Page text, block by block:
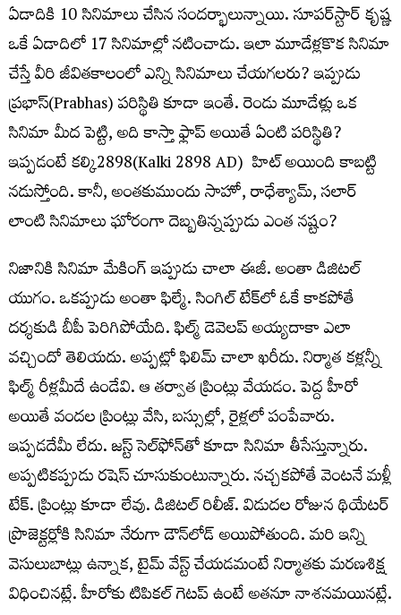
ఏడాదికి 10 సినిమాలు చేసిన సందర్భాలున్నాయి. సూపర్స్టార్కృష్ణ
ఒకే ఏడాదిలో 17 సినిమాల్లో నటించాడు. ఇలా మూడేళ్లకొక సినిమా
చేస్తే వీరి జీవితకాలంలో ఎన్ని సినిమాలు చేయగలరు? ఇప్పుడు
ప్రభాస్​(Prabhas)పరిస్థితి కూడా ఇంతే. రెండు మూడేళ్లు ఒక
సినిమా మీద పెట్టి, అది కాస్తా ఫ్లాప్అయితే ఏంటి పరిస్థితి?
ఇప్పడంటే కల్కి2898(Kalki 2898 AD) హిట్అయింది కాబట్టి
నడుస్తోంది. కానీ, అంతకుముందు సాహో, రాధేశ్యామ్, సలార్
లాంటి సినిమాలు ఘోరంగా దెబ్బతిన్నప్పుడు ఎంత నష్టం?
నిజానికి సినిమా మేకింగ్ఇప్పుడు చాలా ఈజీ. అంతా డిజిటల్
యుగం. ఒకప్పుడు అంతా ఫిల్మే. సింగిల్టేక్లో ఓకే కాకపోతే
దర్శకుడి బీపీ పెరిగిపోయేది. ఫిల్మ్డెవెలప్అయ్యదాకా ఎలా
వచ్చిందో తెలియదు. అప్పట్లో ఫిలిమ్చాలా ఖరీదు. నిర్మాత కళ్లన్నీ
ఫిల్మ్రీళ్లమీదే ఉండేవి. ఆ తర్వాత ప్రింట్లు వేయడం. పెద్ద హీరో
అయితే వందల ప్రింట్లు వేసి, బస్సుల్లో, రైళ్లలో పంపేవారు.
ఇప్పడదేమీ లేదు. జస్ట్సెల్ఫోన్తో కూడా సినిమా తీసేస్తున్నారు.
అప్పటికప్పుడు రషెస్చూసుకుంటున్నారు. నచ్చకపోతే వెంటనే మళ్లీ
టేక్. ప్రింట్లు కూడా లేవు. డిజిటల్రిలీజ్. విడుదల రోజున థియేటర్
ప్రొజెక్టర్లోకి సినిమా నేరుగా డౌన్లోడ్అయిపోతుంది. మరి ఇన్ని
వెసులుబాట్లు ఉన్నాక, టైమ్వేస్ట్చేయడమంటే నిర్మాతకు మరణశిక్ష
విధించినట్లే. హీరోకు టిపికల్గెటప్ఉంటే అతనూ నాశనమయినట్లే.